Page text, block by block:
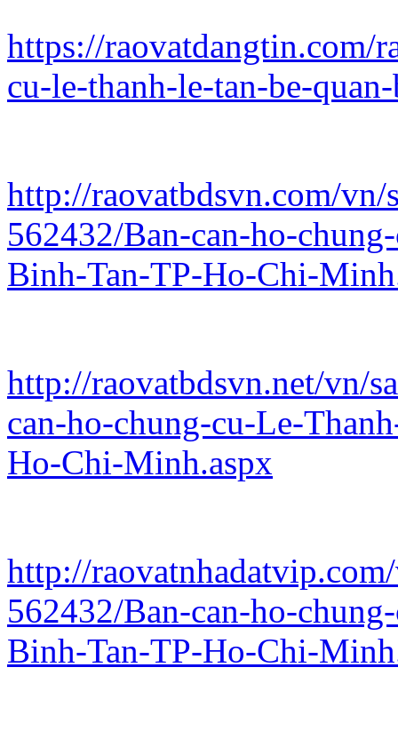
https://raovatdangtin.com/
cu-le-thanh-le-tan-be-
http://raovatbdsvn.com/vn/
562432/Ban-can-ho-
Binh-Tan-TP-Ho-Chi-
http://raovatbdsvn.net/vn/
can-ho-chung-cu-Le-
Ho-Chi-Minh.aspx
http://
562432/Ban-can-ho-
Binh-Tan-TP-Ho-Chi-